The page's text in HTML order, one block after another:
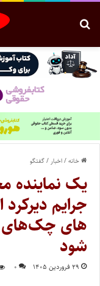
خانه/اخبار /گفتگو
یک نماینده
جرایم
های چک‌های
شود
۲۹ فروردین ۱۴۰۵ ۰